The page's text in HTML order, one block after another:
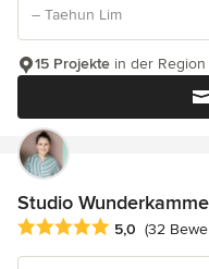
– Taehun Lim
15 Projekte in der
Studio
Durchschnittliche
5,0 (32